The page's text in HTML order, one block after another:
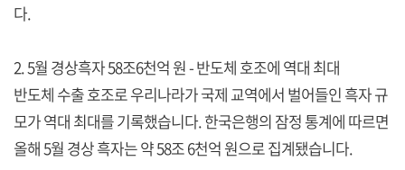
다.
2. 5월 경상흑자 58조6천억 원 - 반도체 호조에 역대 최대
반도체 수출 호조로 우리나라가 국제 교역에서 벌어들인 흑자 규
모가 역대 최대를 기록했습니다. 한국은행의 잠정 통계에 따르면
올해 5월 경상 흑자는 약 58조 6천억 원으로 집계됐습니다.